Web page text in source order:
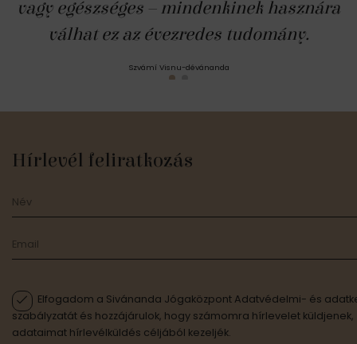
vagy egészséges – mindenkinek hasznára
válhat ez az évezredes tudomány.
Szvámí Visnu-dévánanda
Hírlevél feliratkozás
Elfogadom a Sivánanda Jógaközpont Adatvédelmi- és
szabályzatát és hozzájárulok, hogy számomra hírlevelet küldjenek,
adataimat hírlevélküldés céljából kezeljék.